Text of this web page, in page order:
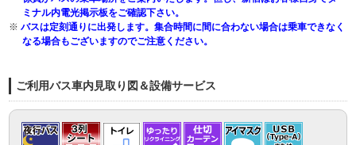
ミナル内電光掲示板をご確認下さい。
※バスは定刻通りに出発します。集合時間に間に合わない場合は乗車できなく
なる場合もございますのでご注意ください。
ご利用バス車内見取り図＆設備サービス